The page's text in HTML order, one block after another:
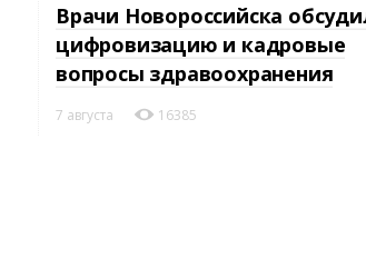
Врачи Новороссийска
цифровизацию и кадровые
вопросы здравоохранения
7 августа 16385